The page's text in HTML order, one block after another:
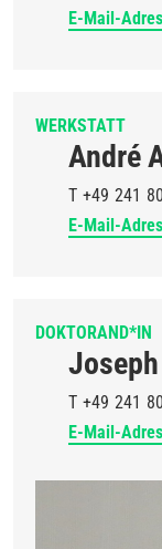
E-Mail-
WERKSTATT
André
T +49 241
E-Mail-
DOKTORAND*IN
T +49 241
E-Mail-